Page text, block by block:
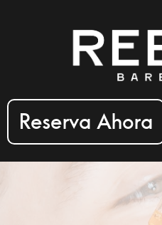
Reserva Ahora